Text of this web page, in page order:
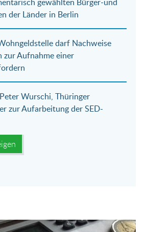
der Länder in Berlin
darf Nachweise
zur Aufnahme einer
Wurschi, Thüringer
zur Aufarbeitung der SED-